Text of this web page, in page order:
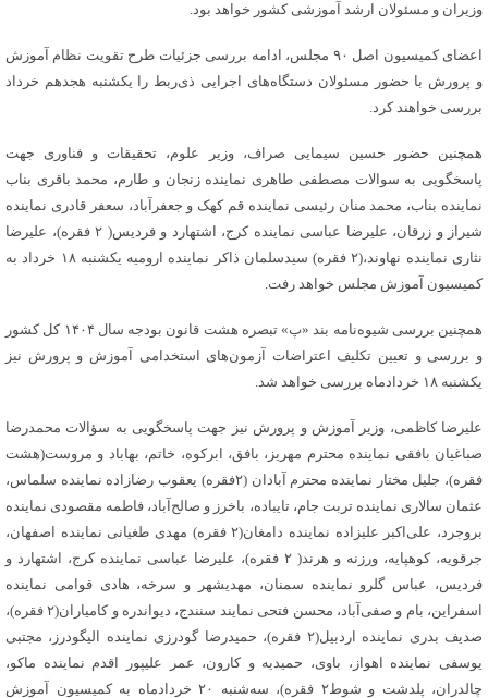
وزیران و مسئولان ارشد آموزشی کشور خواهد بود.
اعضای کمیسیون اصل ٩٠ مجلس‌، ادامه بررسی جزئیات طرح تقویت نظام آموزش
و پرورش با حضور مسئولان دستگاه‌های اجرایی ذی‌ربط را یکشنبه هجدهم خرداد
بررسی خواهند کرد.
همچنین حضور حسین سیمایی صراف، وزیر علوم، تحقیقات و فناوری جهت
پاسخگویی به سوالات مصطفی طاهری نماینده زنجان و طارم، محمد باقری بناب
نماینده بناب، محمد منان رئیسی نماینده قم کهک و جعفرآباد، سعفر قادری نماینده
شیراز و زرقان، علیرضا عباسی نماینده کرج، اشتهارد و فردیس( ٢ فقره)، علیرضا
نثاری نماینده نهاوند،(٢ فقره) سیدسلمان ذاکر نماینده ارومیه یکشنبه ١٨ خرداد به
کمیسیون آموزش مجلس خواهد رفت.
همچنین بررسی شیوه‌نامه بند «پ» تبصره هشت قانون بودجه سال ١۴٠۴ کل کشور
و بررسی و تعیین تکلیف اعتراضات آزمون‌های استخدامی آموزش و پرورش نیز
یکشنبه ١٨ خردادماه بررسی خواهد شد.
علیرضا کاظمی، وزیر آموزش و پرورش نیز جهت پاسخگویی به سؤالات محمدرضا
صباغیان بافقی نماینده محترم مهریز، بافق، ابرکوه، خاتم، بهاباد و مروست(هشت
فقره)، جلیل مختار نماینده محترم آبادان (٢فقره) یعقوب رضازاده نماینده سلماس،
عثمان سالاری نماینده تربت جام، تایباده، باخرز و صالح‌آباد، فاطمه مقصودی نماینده
بروجرد، علی‌اکبر علیزاده نماینده دامغان‌(٢ فقره) مهدی طغیانی نماینده اصفهان،
جرقویه، کوهپایه، ورزنه و هرند‌( ٢ فقره)، علیرضا عباسی نماینده کرج، اشتهارد و
فردیس، عباس گلرو نماینده سمنان، مهدیشهر و سرخه، هادی قوامی نماینده
اسفراین، بام و صفی‌آباد، محسن فتحی نمایند سنندج، دیواندره و کامیاران‌(٢ فقره)،
صدیف بدری نماینده اردبیل(٢ فقره)، حمیدرضا گودرزی نماینده الیگودرز، مجتبی
یوسفی نماینده اهواز، باوی، حمیدیه و کارون، عمر علیپور اقدم نماینده ماکو،
چالدران، پلدشت و شوط‌٢ فقره)‌، سه‌شنبه ٢٠ خردادماه به کمیسیون آموزش